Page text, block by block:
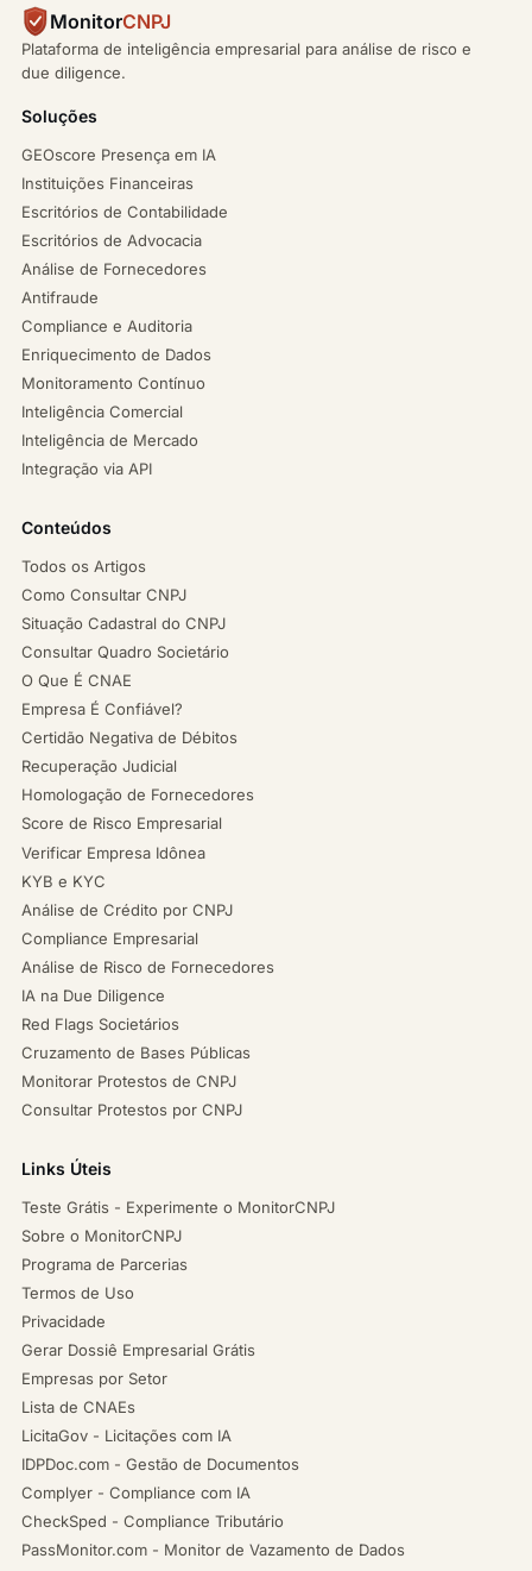
MonitorCNPJ
Plataforma de inteligência empresarial para análise de risco e
due diligence.
Soluções
GEOscore Presença em IA
Instituições Financeiras
Escritórios de Contabilidade
Escritórios de Advocacia
Análise de Fornecedores
Antifraude
Compliance e Auditoria
Enriquecimento de Dados
Monitoramento Contínuo
Inteligência Comercial
Inteligência de Mercado
Integração via API
Conteúdos
Todos os Artigos
Como Consultar CNPJ
Situação Cadastral do CNPJ
Consultar Quadro Societário
O Que É CNAE
Empresa É Confiável?
Certidão Negativa de Débitos
Recuperação Judicial
Homologação de Fornecedores
Score de Risco Empresarial
Verificar Empresa Idônea
KYB e KYC
Análise de Crédito por CNPJ
Compliance Empresarial
Análise de Risco de Fornecedores
IA na Due Diligence
Red Flags Societários
Cruzamento de Bases Públicas
Monitorar Protestos de CNPJ
Consultar Protestos por CNPJ
Links Úteis
Teste Grátis - Experimente o MonitorCNPJ
Sobre o MonitorCNPJ
Programa de Parcerias
Termos de Uso
Privacidade
Gerar Dossiê Empresarial Grátis
Empresas por Setor
Lista de CNAEs
LicitaGov - Licitações com IA
IDPDoc.com - Gestão de Documentos
Complyer - Compliance com IA
CheckSped - Compliance Tributário
PassMonitor.com - Monitor de Vazamento de Dados